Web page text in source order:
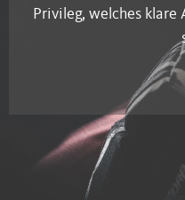
Privileg, welches